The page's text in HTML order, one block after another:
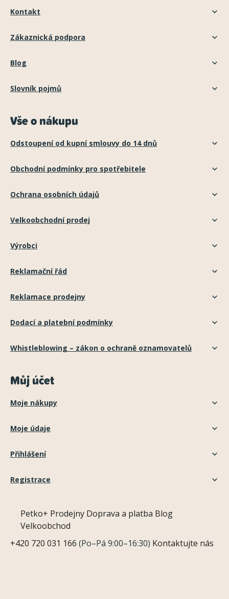
Kontakt
Zákaznická podpora
Blog
Slovník pojmů
Vše o nákupu
Odstoupení od kupní smlouvy do 14 dnů
Obchodní podmínky pro spotřebitele
Ochrana osobních údajů
Velkoobchodní prodej
Výrobci
Reklamační řád
Reklamace prodejny
Dodací a platební podmínky
Whistleblowing – zákon o ochraně oznamovatelů
Můj účet
Moje nákupy
Moje údaje
Přihlášení
Registrace
Petko+ Prodejny Doprava a platba Blog
Velkoobchod
+420 720 031 166 (Po–Pá 9:00–16:30) Kontaktujte nás